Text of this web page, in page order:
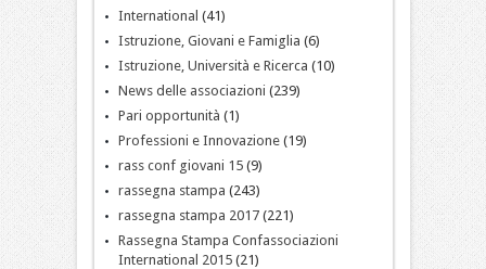
International (41)
Istruzione, Giovani e Famiglia (6)
Istruzione, Università e Ricerca (10)
News delle associazioni (239)
Pari opportunità (1)
Professioni e Innovazione(19)
rass conf giovani 15(9)
rassegna stampa (243)
rassegna stampa 2017(221)
Rassegna Stampa Confassociazioni
International 2015(21)